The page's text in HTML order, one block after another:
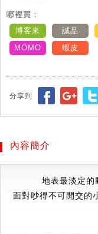
哪裡買：
博客來
誠品
MOMO
蝦皮
分享到
內容簡介
地表最淡定的
面對吵得不可開交的